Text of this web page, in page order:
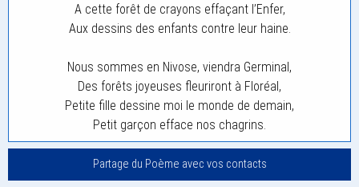
A cette forêt de crayons effaçant l’Enfer,
Aux dessins des enfants contre leur haine.
Nous sommes en Nivose, viendra Germinal,
Des forêts joyeuses fleuriront à Floréal,
Petite fille dessine moi le monde de demain,
Petit garçon efface nos chagrins.
Partage du Poème avec vos contacts